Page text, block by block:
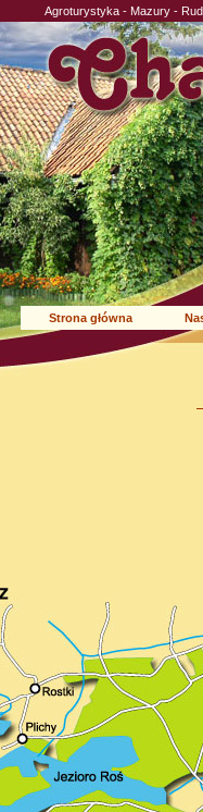
Agroturystyka - Mazury -
Strona główna